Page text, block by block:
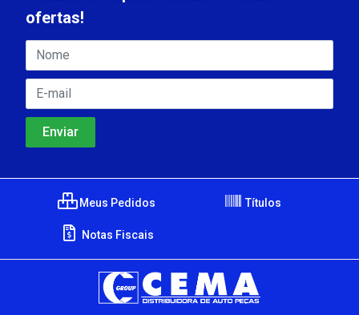
ofertas!
Meus Pedidos Títulos
Notas Fiscais